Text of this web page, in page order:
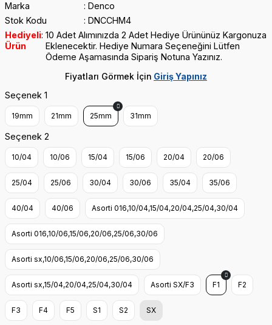
Marka
Denco
Stok Kodu
DNCCHM4
Hediyeli
Ürün
10 Adet Alımınızda 2 Adet Hediye Ürününüz Kargonuza
Eklenecektir. Hediye Numara Seçeneğini Lütfen
Ödeme Aşamasında Sipariş Notuna Yazınız.
Fiyatları Görmek İçin Giriş Yapınız
Seçenek 1
19mm 21mm 25mm 31mm
Seçenek 2
10/04 10/06 15/04 15/06 20/04 20/06
25/04 25/06 30/04 30/06 35/04 35/06
40/04 40/06 Asorti 016,10/04,15/04,20/04,25/04,30/04
Asorti 016,10/06,15/06,20/06,25/06,30/06
Asorti sx,10/06,15/06,20/06,25/06,30/06
Asorti sx,15/04,20/04,25/04,30/04 Asorti SX/F3 F1 F2
F3 F4 F5 S1 S2 SX